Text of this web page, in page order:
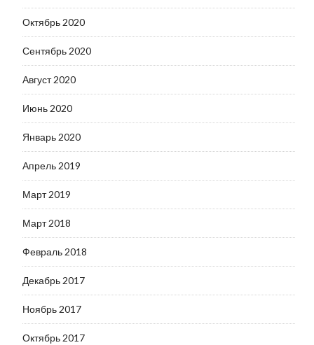
Октябрь 2020
Сентябрь 2020
Август 2020
Июнь 2020
Январь 2020
Апрель 2019
Март 2019
Март 2018
Февраль 2018
Декабрь 2017
Ноябрь 2017
Октябрь 2017